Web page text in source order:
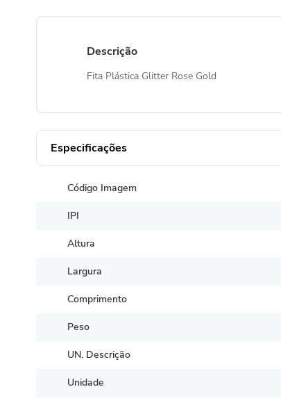
Descrição
Fita Plástica Glitter Rose Gold
Especificações
Código Imagem
IPI
Altura
Largura
Comprimento
Peso
UN. Descrição
Unidade